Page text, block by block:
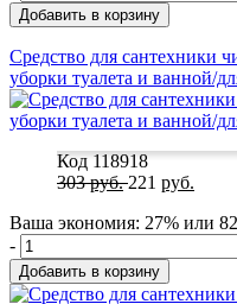
Добавить в корзину
Средство для сантехники
уборки туалета и ванной/
Код 118918
303руб. 221 руб.
Ваша экономия: 27% или 82
-
Добавить в корзину